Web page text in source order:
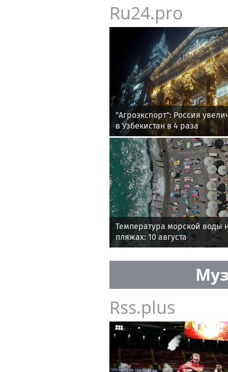
Ru24.pro
"Агроэкспорт": Россия
в Узбекистан в 4 раза
Температура морской воды
пляжах: 10 августа
Rss.plus